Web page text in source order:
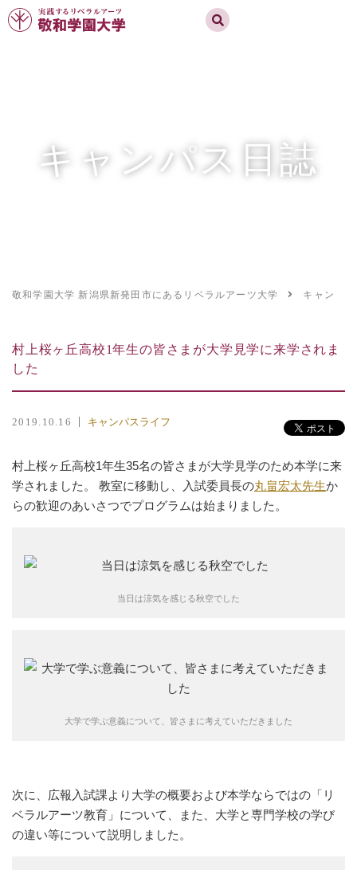
実践するリベラルアーツ 敬和学園大学
キャンパス日誌
敬和学園大学 新潟県新発田市にあるリベラルアーツ大学 キャンパ
村上桜ヶ丘高校1年生の皆さまが大学見学に来学されま
した
2019.10.16 キャンパスライフ
村上桜ヶ丘高校1年生35名の皆さまが大学見学のため本学に来
学されました。 教室に移動し、入試委員長の丸畠宏太先生か
らの歓迎のあいさつでプログラムは始まりました。
当日は涼気を感じる秋空でした
大学で学ぶ意義について、皆さまに考えていただきました
次に、広報入試課より大学の概要および本学ならではの「リ
ベラルアーツ教育」について、また、大学と専門学校の学び
の違い等について説明しました。